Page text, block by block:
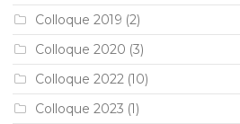
Colloque 2019 (2)
Colloque 2020 (3)
Colloque 2022 (10)
Colloque 2023 (1)